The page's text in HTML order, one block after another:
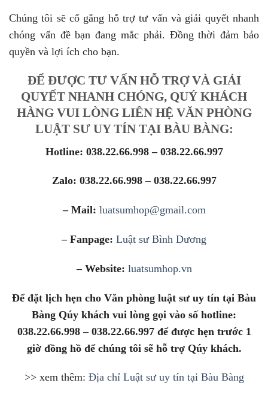
Chúng tôi sẽ cố gắng hỗ trợ tư vấn và giải quyết nhanh
chóng vấn đề bạn đang mắc phải. Đồng thời đảm bảo
quyền và lợi ích cho bạn.
ĐỂ ĐƯỢC TƯ VẤN HỖ TRỢ VÀ GIẢI
QUYẾT NHANH CHÓNG, QUÝ KHÁCH
HÀNG VUI LÒNG LIÊN HỆ VĂN PHÒNG
LUẬT SƯ UY TÍN TẠI BÀU BÀNG:
Hotline: 038.22.66.998 – 038.22.66.997
Zalo: 038.22.66.998 – 038.22.66.997
– Mail: luatsumhop@gmail.com
– Fanpage: Luật sư Bình Dương
– Website: luatsumhop.vn
Để đặt lịch hẹn cho Văn phòng luật sư uy tín tại Bàu
Bàng Qúy khách vui lòng gọi vào số hotline:
038.22.66.998 – 038.22.66.997 để được hẹn trước 1
giờ đồng hồ để chúng tôi sẽ hỗ trợ Qúy khách.
>> xem thêm: Địa chỉ Luật sư uy tín tại Bàu Bàng